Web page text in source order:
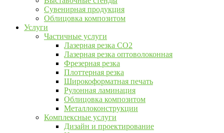
Сувенирная продукция
Облицовка композитом
Услуги
Частичные услуги
Лазерная резка CO2
Лазерная резка оптоволоконная
Фрезерная резка
Плоттерная резка
Широкоформатная печать
Рулонная ламинация
Облицовка композитом
Металлоконструкции
Комплексные услуги
Дизайн и проектирование